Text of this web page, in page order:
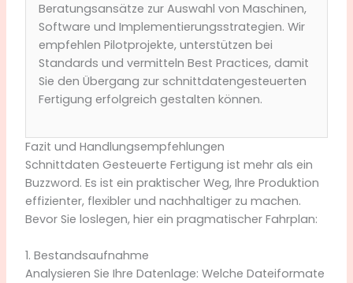
Beratungsansätze zur Auswahl von Maschinen,
Software und Implementierungsstrategien. Wir
empfehlen Pilotprojekte, unterstützen bei
Standards und vermitteln Best Practices, damit
Sie den Übergang zur schnittdatengesteuerten
Fertigung erfolgreich gestalten können.
Fazit und Handlungsempfehlungen
Schnittdaten Gesteuerte Fertigung ist mehr als ein
Buzzword. Es ist ein praktischer Weg, Ihre Produktion
effizienter, flexibler und nachhaltiger zu machen.
Bevor Sie loslegen, hier ein pragmatischer Fahrplan:
1. Bestandsaufnahme
Analysieren Sie Ihre Datenlage: Welche Dateiformate